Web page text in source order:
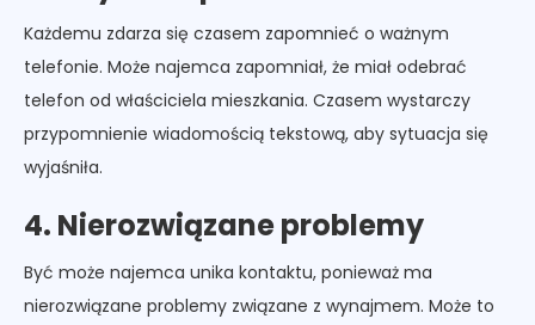
Każdemu zdarza się czasem zapomnieć o ważnym
telefonie. Może najemca zapomniał, że miał odebrać
telefon od właściciela mieszkania. Czasem wystarczy
przypomnienie wiadomością tekstową, aby sytuacja się
wyjaśniła.
4. Nierozwiązane problemy
Być może najemca unika kontaktu, ponieważ ma
nierozwiązane problemy związane z wynajmem. Może to